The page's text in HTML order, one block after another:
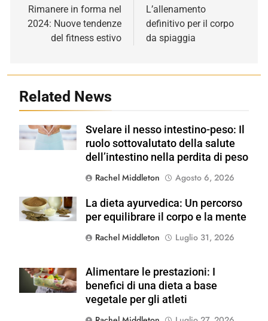
articoli
Rimanere in forma nel
2024: Nuove tendenze
del fitness estivo
L’allenamento
definitivo per il corpo
da spiaggia
Related News
Shutterstock
Svelare il nesso intestino-peso: Il
ruolo sottovalutato della salute
dell’intestino nella perdita di peso
Rachel Middleton
Agosto 6, 2026
Shutterstock
La dieta ayurvedica: Un percorso
per equilibrare il corpo e la mente
Rachel Middleton
Luglio 31, 2026
Shutterstock
Alimentare le prestazioni: I
benefici di una dieta a base
vegetale per gli atleti